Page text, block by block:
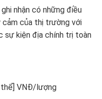
nhận có những điều
cảm của thị trường với
sự kiện địa chính trị toàn
thể] VNĐ/lượng